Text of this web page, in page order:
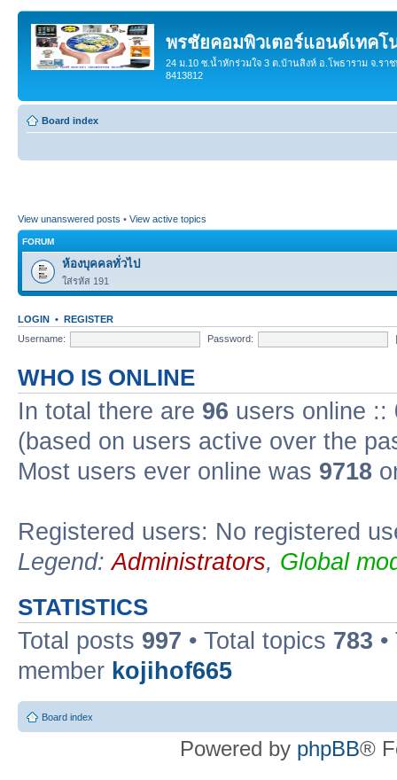
พรชัยคอมพิวเตอร์แอนด์เทคโ
24 ม.10 ซ.น้ำหักร่วมใจ 3 ต.บ้านสิงห์ อ.โพธาราม จ.รา
8413812
Board index
View unanswered posts • View active topics
FORUM
ห้องบุคคลทั่วไป
ใส่รหัส 191
LOGIN • REGISTER
Username:
Password:
WHO IS ONLINE
In total there are 96 users online ::
(based on users active over the
Most users ever online was 9718
Registered users: No registered
Legend:Administrators, Global
STATISTICS
Total posts 997 • Total topics 783
member kojihof665
Board index
Powered by phpBB®